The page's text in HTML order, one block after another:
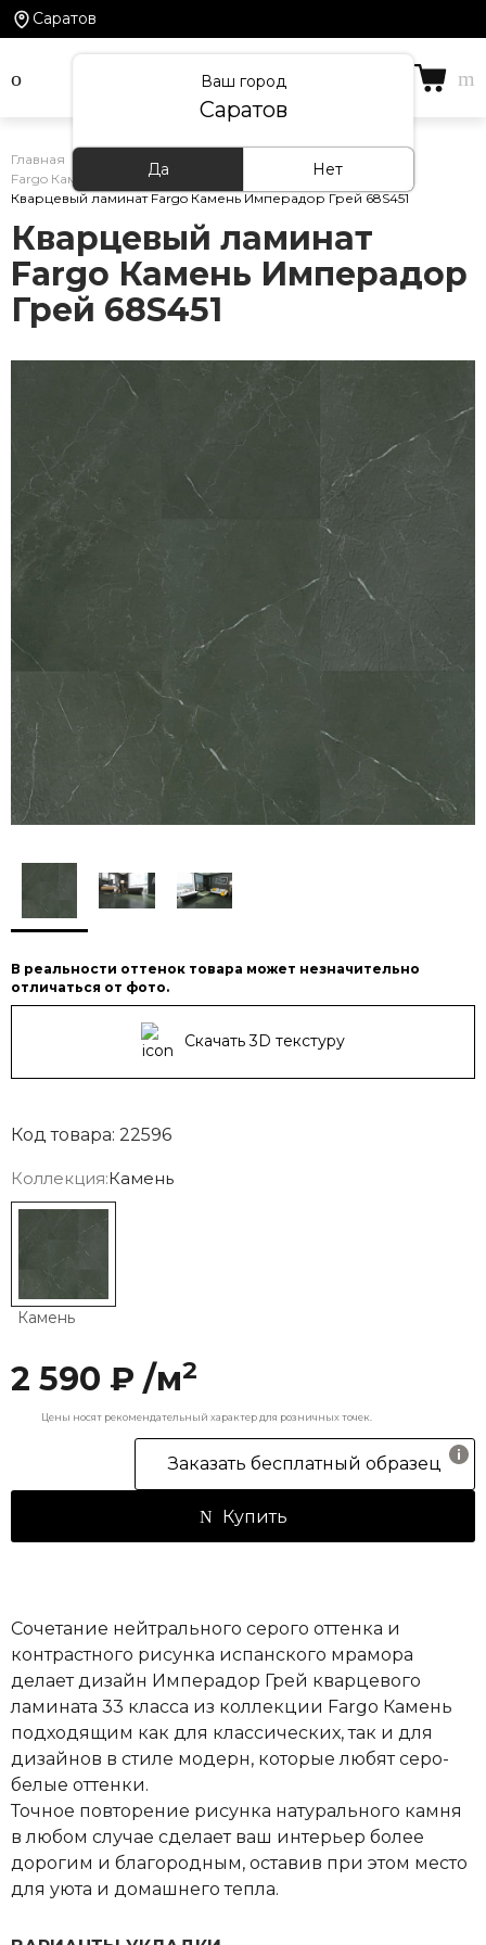
Саратов
Ваш город
Саратов
Да Нет
Главная Каталог товаров Кварцевый ламинат
Fargo Камень
Кварцевый ламинат Fargo Камень Имперадор Грей 68S451
Кварцевый ламинат
Fargo Камень Имперадор
Грей 68S451
В реальности оттенок товара может незначительно
отличаться от фото.
Скачать 3D текстуру
Код товара: 22596
Коллекция:Камень
Камень
2 590 ₽ /м2
Цены носят рекомендательный характер для розничных точек.
Заказать бесплатный образец
Купить
Сочетание нейтрального серого оттенка и
контрастного рисунка испанского мрамора
делает дизайн Имперадор Грей кварцевого
ламината 33 класса из коллекции Fargo Камень
подходящим как для классических, так и для
дизайнов в стиле модерн, которые любят серо-
белые оттенки.
Точное повторение рисунка натурального камня
в любом случае сделает ваш интерьер более
дорогим и благородным, оставив при этом место
для уюта и домашнего тепла.